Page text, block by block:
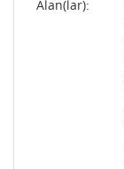
Alan(lar):